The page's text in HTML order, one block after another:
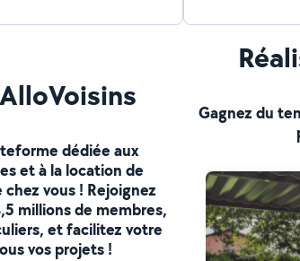
dédiée aux
et à la location de
vous ! Rejoignez
millions de membres,
et facilitez votre
vos projets !
Gagnez du